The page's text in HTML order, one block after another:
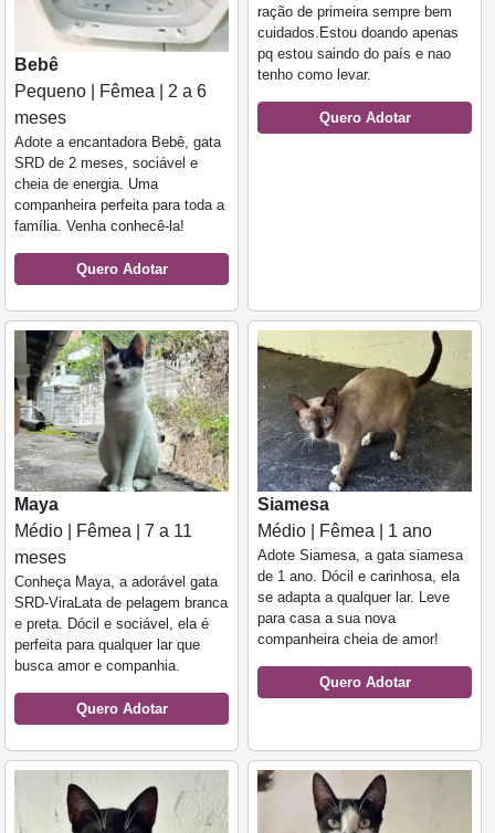
Bebê
Pequeno | Fêmea | 2 a 6
meses
Adote a encantadora Bebê, gata
SRD de 2 meses, sociável e
cheia de energia. Uma
companheira perfeita para toda a
família. Venha conhecê-la!
Quero Adotar
ração de primeira sempre bem
cuidados.Estou doando apenas
pq estou saindo do país e nao
tenho como levar.
Quero Adotar
Maya
Médio | Fêmea | 7 a 11
meses
Conheça Maya, a adorável gata
SRD-ViraLata de pelagem branca
e preta. Dócil e sociável, ela é
perfeita para qualquer lar que
busca amor e companhia.
Quero Adotar
Siamesa
Médio | Fêmea | 1 ano
Adote Siamesa, a gata siamesa
de 1 ano. Dócil e carinhosa, ela
se adapta a qualquer lar. Leve
para casa a sua nova
companheira cheia de amor!
Quero Adotar